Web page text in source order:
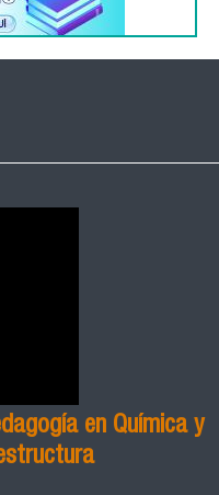
en Química y